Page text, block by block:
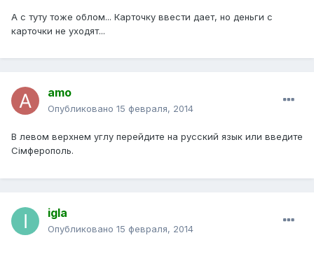
А с туту тоже облом... Карточку ввести дает, но деньги с
карточки не уходят...
amo
Опубликовано 15 февраля, 2014
В левом верхнем углу перейдите на русский язык или введите
Сімферополь.
igla
Опубликовано 15 февраля, 2014